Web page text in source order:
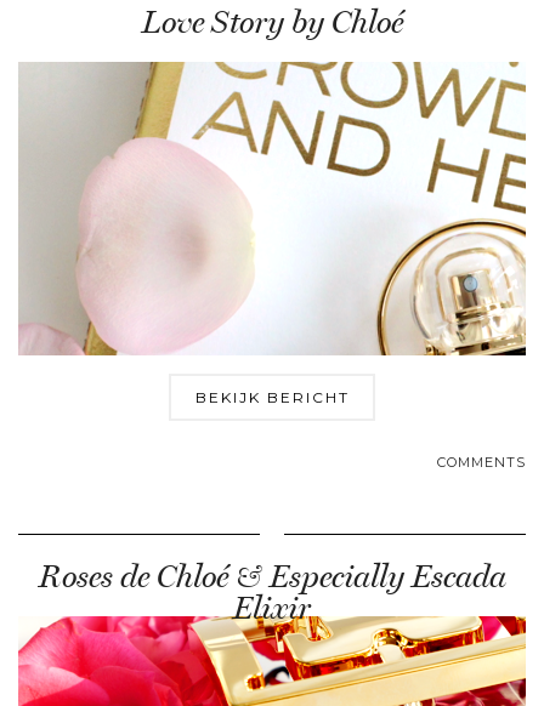
Love Story by Chloé
BEKIJK BERICHT
COMMENTS
Roses de Chloé & Especially Escada
Elixir